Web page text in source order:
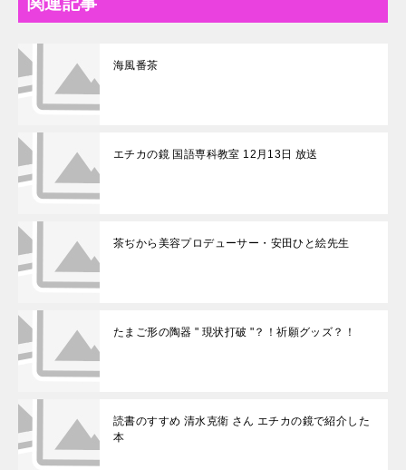
海風番茶
エチカの鏡 国語専科教室 12月13日 放送
茶ぢから美容プロデューサー・安田ひと絵先生
たまご形の陶器 " 現状打破 "？！祈願グッズ？！
読書のすすめ 清水克衛 さん エチカの鏡で紹介した
本